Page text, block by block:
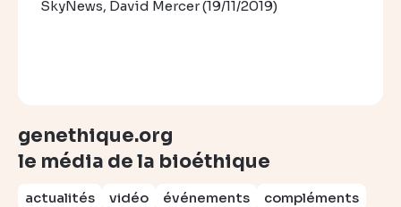
SkyNews, David Mercer (19/11/2019)
genethique.org
le média de la bioéthique
actualités vidéo événements
compléments